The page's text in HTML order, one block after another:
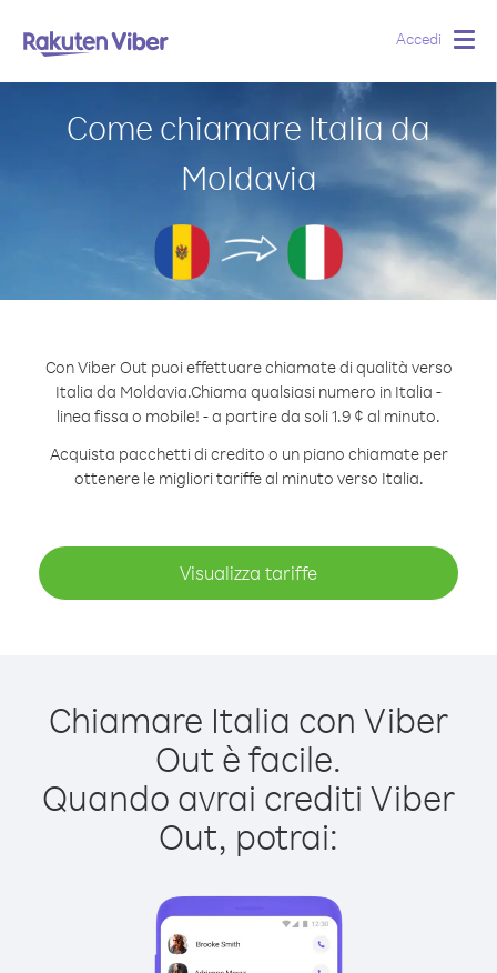
Accedi
Come chiamare Italia da
Moldavia
Con Viber Out puoi effettuare chiamate di qualità verso
Italia da Moldavia.Chiama qualsiasi numero in Italia -
linea fissa o mobile! - a partire da soli 1.9 ¢ al minuto.
Acquista pacchetti di credito o un piano chiamate per
ottenere le migliori tariffe al minuto verso Italia.
Visualizza tariffe
Chiamare Italia con Viber
Out è facile.
Quando avrai crediti Viber
Out, potrai: